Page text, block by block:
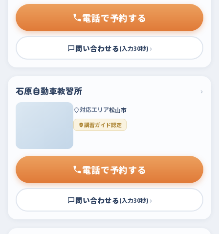
電話で予約する
問い合わせる(入力30秒) ›
石原自動車教習所 ›
対応エリア松山市
講習ガイド認定
電話で予約する
問い合わせる(入力30秒) ›